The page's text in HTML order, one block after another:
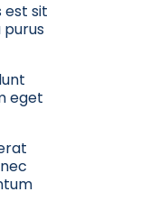
est sit
purus
eget